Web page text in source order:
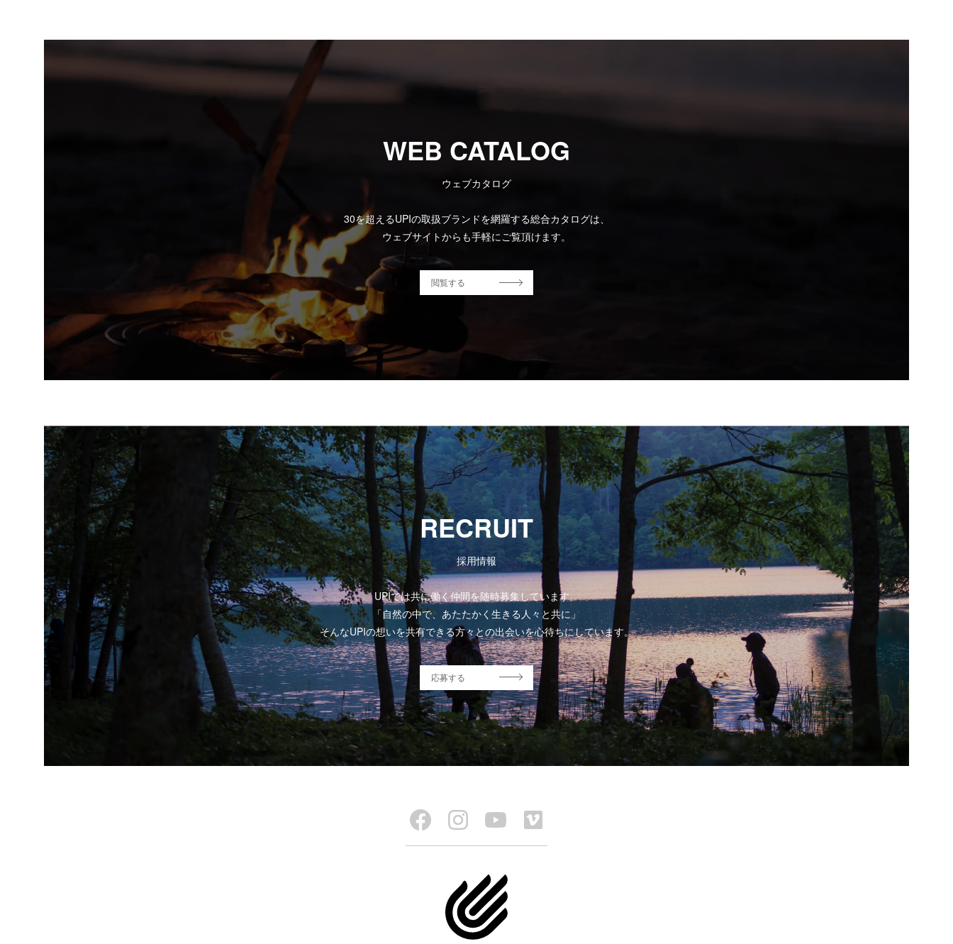
WEB CATALOG
ウェブカタログ
30を超えるUPIの取扱ブランドを網羅する総合カタログは、
ウェブサイトからも手軽にご覧頂けます。
閲覧する
RECRUIT
採用情報
UPIでは共に働く仲間を随時募集しています。
「自然の中で、あたたかく生きる人々と共に」
そんなUPIの想いを共有できる方々との出会いを心待ちにしています。
応募する